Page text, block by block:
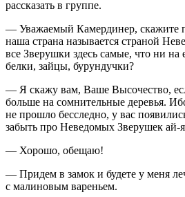
рассказать в группе.
— Уважаемый Камердинер, скажите
наша страна называется страной
все Зверушки здесь самые, что ни на
белки, зайцы, бурундучки?
— Я скажу вам, Ваше Высочество,
больше на сомнительные деревья.
не прошло бесследно, у вас
забыть про Неведомых Зверушек ай-
— Хорошо, обещаю!
— Придем в замок и будете у меня
с малиновым вареньем.